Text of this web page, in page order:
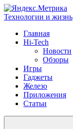
Технологии и жизнь
Главная
Hi-Tech
Новости
Обзоры
Игры
Гаджеты
Железо
Приложения
Статьи